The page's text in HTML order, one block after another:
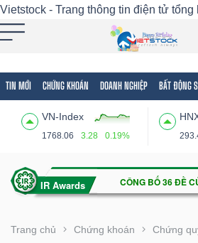
Vietstock - Trang thông tin điện tử tổng
TIN MỚI CHỨNG KHOÁN DOANH NGHIỆP BẤT ĐỘNG
VN-Index
1768.06 3.28 0.19%
Trang chủ Chứng khoán Chứng
Tất cả Tính năng Ngành
Tính
(-)
VIETSTOCK